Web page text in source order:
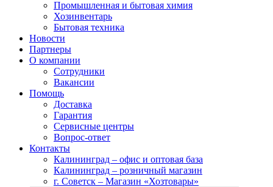
Промышленная и бытовая химия
Хозинвентарь
Бытовая техника
Новости
Партнеры
О компании
Сотрудники
Вакансии
Помощь
Доставка
Гарантия
Сервисные центры
Вопрос-ответ
Контакты
Калининград – офис и оптовая база
Калининград – розничный магазин
г. Советск – Магазин «Хозтовары»